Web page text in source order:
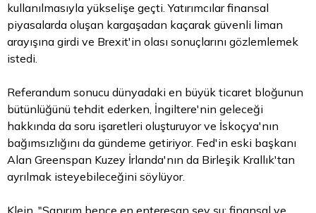
kullanılmasıyla yükselişe geçti. Yatırımcılar finansal
piyasalarda oluşan kargaşadan kaçarak güvenli liman
arayışına girdi ve Brexit'in olası sonuçlarını gözlemlemek
istedi.
Referandum sonucu dünyadaki en büyük ticaret bloğunun
bütünlüğünü tehdit ederken, İngiltere'nin geleceği
hakkında da soru işaretleri oluşturuyor ve İskoçya'nın
bağımsızlığını da gündeme getiriyor. Fed'in eski başkanı
Alan Greenspan Kuzey İrlanda'nın da Birleşik Krallık'tan
ayrılmak isteyebileceğini söylüyor.